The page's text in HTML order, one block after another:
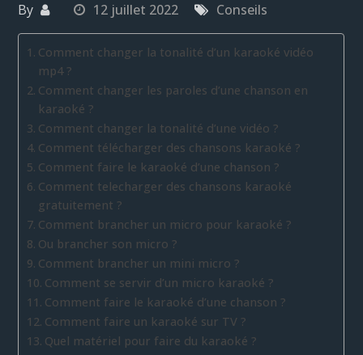
By 12 juillet 2022 Conseils
Comment changer la tonalité d’un karaoké vidéo
mp4 ?
Comment changer les paroles d’une chanson en
karaoké ?
Comment changer la tonalité d’une vidéo ?
Comment télécharger des chansons karaoké ?
Comment faire le karaoké d’une chanson ?
Comment telecharger des chansons karaoké
gratuitement ?
Comment brancher un micro pour karaoké ?
Ou brancher son micro ?
Comment brancher un mini micro ?
Comment se servir d’un micro karaoké ?
Comment faire le karaoké d’une chanson ?
Comment faire un karaoké sur TV ?
Quel matériel pour faire du karaoké ?